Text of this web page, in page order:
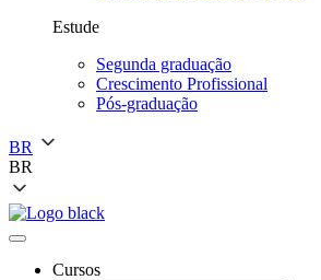
Estude
Segunda graduação
Crescimento Profissional
Pós-graduação
BR
BR
Cursos